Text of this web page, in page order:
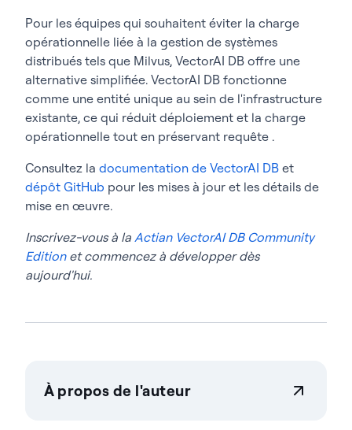
Pour les équipes qui souhaitent éviter la charge
opérationnelle liée à la gestion de systèmes
distribués tels que Milvus, VectorAI DB offre une
alternative simplifiée. VectorAI DB fonctionne
comme une entité unique au sein de l'infrastructure
existante, ce qui réduit déploiement et la charge
opérationnelle tout en préservant requête .
Consultez la documentation de VectorAI DB et
dépôt GitHub pour les mises à jour et les détails de
mise en œuvre.
Inscrivez-vous à la Actian VectorAI DB Community
Editionet commencez à développer dès
aujourd'hui.
À propos de l'auteur